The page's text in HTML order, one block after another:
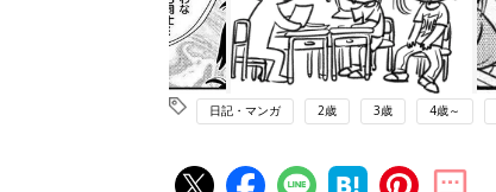
日記・マンガ 2歳 3歳 4歳～